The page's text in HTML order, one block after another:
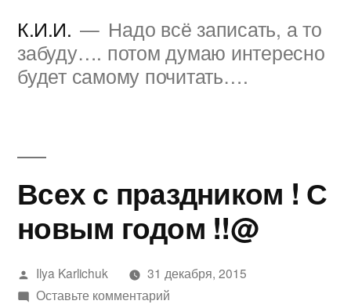
содержимому
К.И.И.
Надо всё записать, а то
забуду…. потом думаю интересно
будет самому почитать….
Всех с праздником ! С
новым годом !!@
Написано
автором
Ilya Karlichuk
31 декабря, 2015
Оставьте комментарийк